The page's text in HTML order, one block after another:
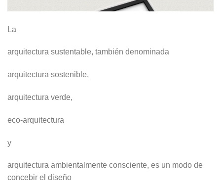
La
arquitectura sustentable, también denominada
arquitectura sostenible,
arquitectura verde,
eco-arquitectura
y
arquitectura ambientalmente consciente, es un modo de
concebir el diseño